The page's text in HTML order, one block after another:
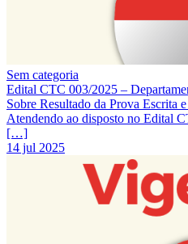
Sem categoria
Edital CTC 003/2025 –
Sobre Resultado da Prova Escrita
Atendendo ao disposto no Edital
[…]
14 jul 2025